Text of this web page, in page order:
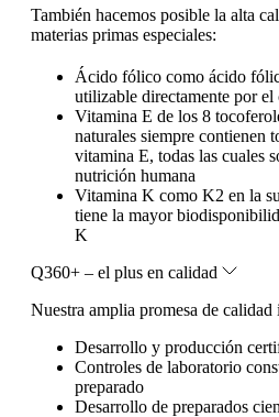
También hacemos posible la alta
materias primas especiales:
Ácido fólico como ácido
utilizable directamente por el
Vitamina E de los 8
naturales siempre contienen
vitamina E, todas las cuales
nutrición humana
Vitamina K como K2 en la
tiene la mayor
K
Q360+ – el plus en calidad
Nuestra amplia promesa de
Desarrollo y producción
Controles de laboratorio
preparado
Desarrollo de preparados